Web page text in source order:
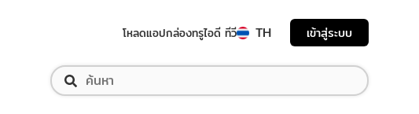
โหลดแอปกล่องทรูไอดี ทีวี TH เข้าสู่ระบบ